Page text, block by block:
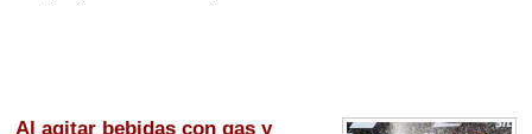
Al agitar bebidas con gas y